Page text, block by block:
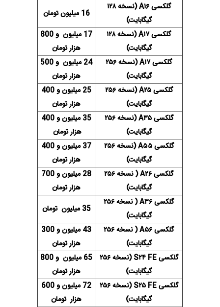
گلکسی A۱۶ (نسخه ۱۲۸
گیگابایت)
16 میلیون تومان
گلکسی A۱۷ (نسخه ۱۲۸
گیگابایت)
17 میلیون و 800
هزار تومان
گلکسی A۱۷ (نسخه ۲۵۶
گیگابایت)
24 میلیون و 500
هزار تومان
گلکسی A۲۵ (نسخه ۲۵۶
گیگابایت)
25 میلیون و 400
هزار تومان
گلکسی A۳۵ (نسخه ۲۵۶
گیگابایت)
35 میلیون و 400
هزار تومان
گلکسی A۵۵ (نسخه ۲۵۶
گیگابایت)
37 میلیون و 400
هزار تومان
گلکسی A۲۶ ( نسخه ۲۵۶
گیگابایت)
28 میلیون و 700
هزار تومان
گلکسی A۳۶ ( نسخه ۲۵۶
گیگابایت)
35 میلیون تومان
گلکسی A۵۶ ( نسخه ۲۵۶
گیگابایت)
43 میلیون و 300
هزار تومان
گلکسی S۲۴ FE (نسخه ۲۵۶
گیگابایت)
65 میلیون و 800
هزار تومان
گلکسی S۲۵ FE (نسخه ۲۵۶
گیگابایت)
72 میلیون و 600
هزار تومان